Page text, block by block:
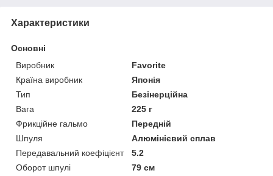
Характеристики
Основні
Виробник
Favorite
Країна виробник
Японія
Тип
Безінерційна
Вага
225 г
Фрикційне гальмо
Передній
Шпуля
Алюмінієвий сплав
Передавальний коефіцієнт
5.2
Оборот шпулі
79 см